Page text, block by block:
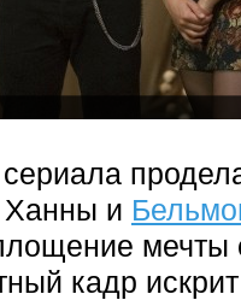
сериала
Ханны и
мечты
кадр